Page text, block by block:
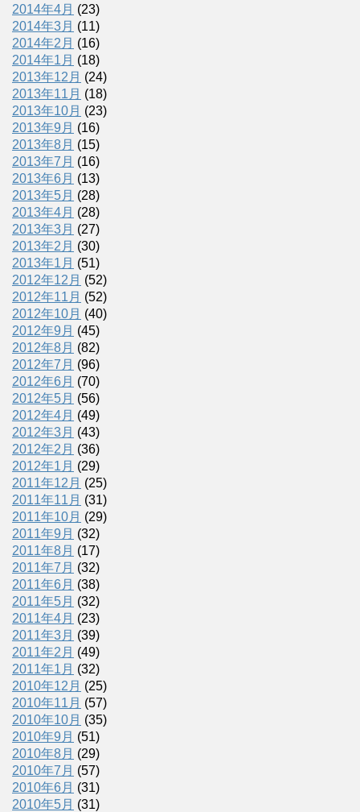
2014年4月 (23)
2014年3月 (11)
2014年2月 (16)
2014年1月 (18)
2013年12月 (24)
2013年11月 (18)
2013年10月 (23)
2013年9月 (16)
2013年8月 (15)
2013年7月 (16)
2013年6月 (13)
2013年5月 (28)
2013年4月 (28)
2013年3月 (27)
2013年2月 (30)
2013年1月 (51)
2012年12月 (52)
2012年11月 (52)
2012年10月 (40)
2012年9月 (45)
2012年8月 (82)
2012年7月 (96)
2012年6月 (70)
2012年5月 (56)
2012年4月 (49)
2012年3月 (43)
2012年2月 (36)
2012年1月 (29)
2011年12月 (25)
2011年11月 (31)
2011年10月 (29)
2011年9月 (32)
2011年8月 (17)
2011年7月 (32)
2011年6月 (38)
2011年5月 (32)
2011年4月 (23)
2011年3月 (39)
2011年2月 (49)
2011年1月 (32)
2010年12月 (25)
2010年11月 (57)
2010年10月 (35)
2010年9月 (51)
2010年8月 (29)
2010年7月 (57)
2010年6月 (31)
2010年5月 (31)